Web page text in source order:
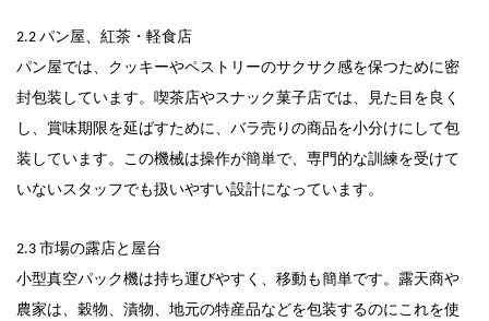
2.2 パン屋、紅茶・軽食店
パン屋では、クッキーやペストリーのサクサク感を保つために密
封包装しています。喫茶店やスナック菓子店では、見た目を良く
し、賞味期限を延ばすために、バラ売りの商品を小分けにして包
装しています。この機械は操作が簡単で、専門的な訓練を受けて
いないスタッフでも扱いやすい設計になっています。
2.3 市場の露店と屋台
小型真空パック機は持ち運びやすく、移動も簡単です。露天商や
農家は、穀物、漬物、地元の特産品などを包装するのにこれを使